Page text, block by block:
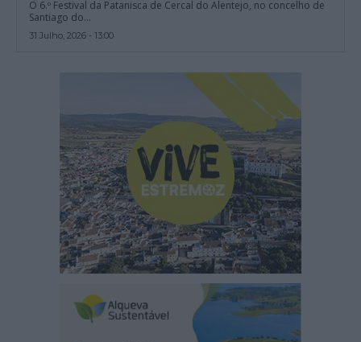
O 6.º Festival da Patanisca de Cercal do Alentejo, no concelho de
Santiago do...
31 Julho, 2026 - 13:00